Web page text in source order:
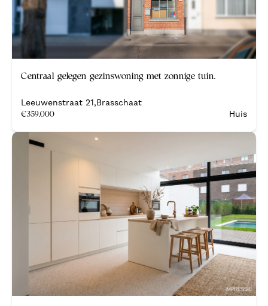
Centraal gelegen gezinswoning met zonnige tuin.
Leeuwenstraat 21,Brasschaat
€359.000 Huis